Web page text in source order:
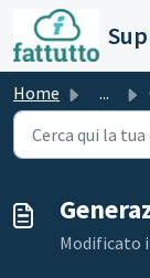
Salta al
Home ...
Modificato